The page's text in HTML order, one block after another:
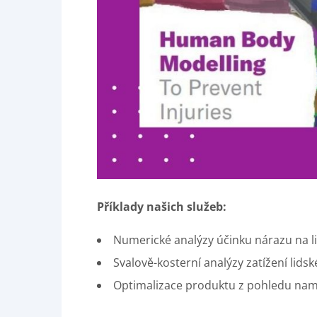
Příklady našich služeb:
Numerické analýzy účinku nárazu
Svalově-kosterní analýzy zatížení
Optimalizace produktu z pohledu